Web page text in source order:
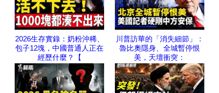
2026生存實錄：奶粉沖稀、
包子12塊，中國普通人正在
經歷什麼？【
川普訪華的「消失細節」：
魯比奧隱身、全城暫停恨
美，天壇衝突：